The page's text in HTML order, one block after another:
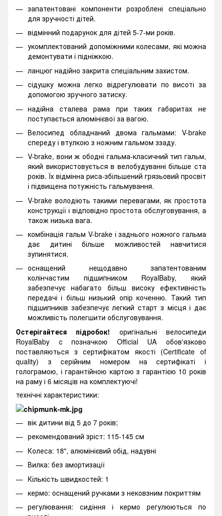
запатентовані компоненти розроблені спеціально
для зручності дітей.
відмінний подарунок для дітей 5-7-ми років.
укомплектований допоміжними колесами, які можна
демонтувати і підніжкою.
ланцюг надійно закрита спеціальним захистом.
сідушку можна легко відрегулювати по висоті за
допомогою зручного затиску.
надійна сталева рама при таких габаритах не
поступається алюмінієвої за вагою.
Велосипед обладнаний двома гальмами: V-brake
спереду і втулкою з ножним гальмом ззаду.
V-brake, вони ж ободні гальма-класичний тип гальм,
який використовується в велобудуванні більше ста
років. Їх відмінна риса-збільшений грязьовий просвіт
і підвищена потужність гальмування.
V-brake володіють такими перевагами, як простота
конструкції і відповідно простота обслуговування, а
також низька вага.
комбінація гальм V-brake і заднього ножного гальма
дає дитині більше можливостей навчитися
зупинятися.
оснащений нещодавно запатентованим
колінчастим підшипником RoyalBaby, який
забезпечує набагато більш високу ефективність
передачі і більш низький опір коченню. Такий тип
підшипників забезпечує легкий старт з місця і дає
можливість полегшити обслуговування.
Остерігайтеся підробок! оригінальні велосипеди
RoyalBaby c позначкою Official UA обов'язково
поставляються з сертифікатом якості (Certificate of
quality) з серійним номером на сертифікаті і
голограмою, і гарантійною картою з гарантією 10 років
на раму і 6 місяців на комплектуючі!
технічні характеристики:
вік дитини від 5 до 7 років;
рекомендований зріст: 115-145 см
Колеса: 18", алюмінієвий обід, надувні
Вилка: без амортизації
Кількість швидкостей: 1
кермо: оснащений ручками з нековзним покриттям
регулювання: сидіння і кермо регулюються по